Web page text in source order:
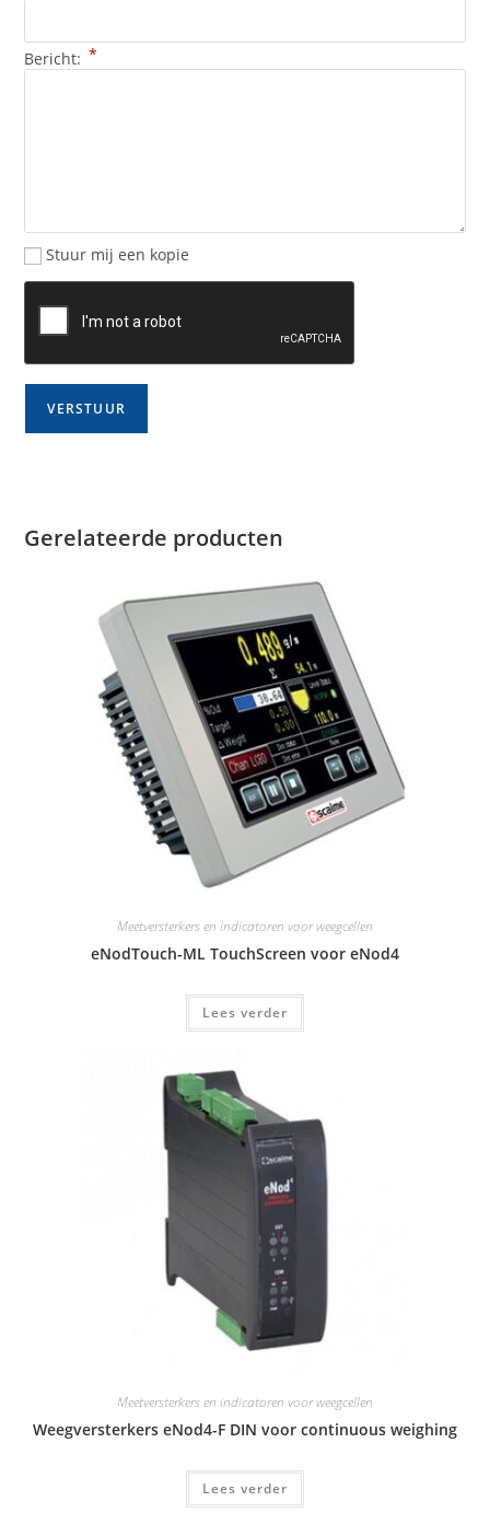
Bericht: *
Stuur mij een kopie
Gerelateerde producten
Meetversterkers en indicatoren voor weegcellen
eNodTouch-ML TouchScreen voor eNod4
Lees verder
Meetversterkers en indicatoren voor weegcellen
Weegversterkers eNod4-F DIN voor continuous weighing
Lees verder